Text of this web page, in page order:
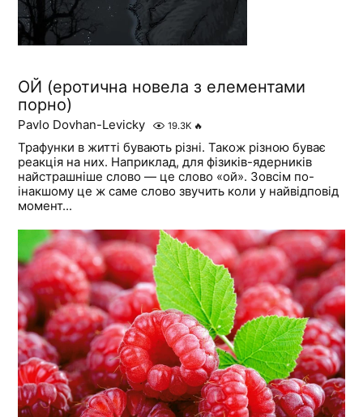
ОЙ (еротична новела з елементами
порно)
Pavlo Dovhan-Levicky 19.3K 🔥
Трафунки в житті бувають різні. Також різною буває
реакція на них. Наприклад, для фізиків-ядерників
найстрашніше слово — це слово «ой». Зовсім по-
інакшому це ж саме слово звучить коли у найвідповід
момент...